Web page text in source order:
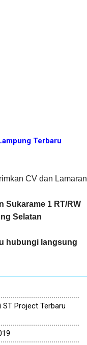
Terbaru
CV dan Lamaran
Sukarame 1 RT/RW
Selatan
hubungi langsung
Project Terbaru